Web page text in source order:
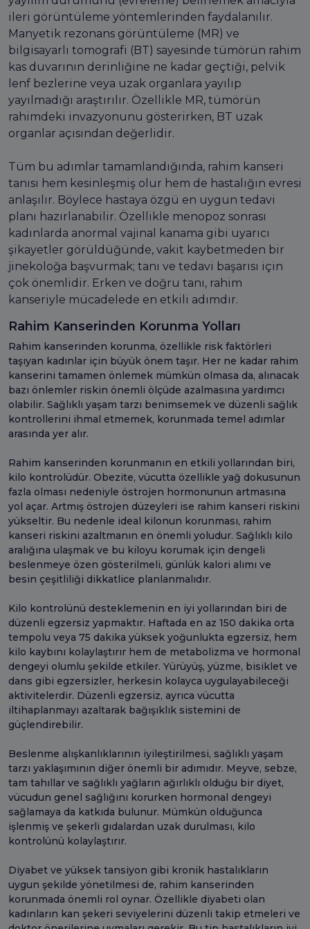
ileri görüntüleme yöntemlerinden faydalanılır.
Manyetik rezonans görüntüleme (MR) ve
bilgisayarlı tomografi (BT) sayesinde tümörün rahim
kas duvarının derinliğine ne kadar geçtiği, pelvik
lenf bezlerine veya uzak organlara yayılıp
yayılmadığı araştırılır. Özellikle MR, tümörün
rahimdeki invazyonunu gösterirken, BT uzak
organlar açısından değerlidir.
Tüm bu adımlar tamamlandığında, rahim kanseri
tanısı hem kesinleşmiş olur hem de hastalığın evresi
anlaşılır. Böylece hastaya özgü en uygun tedavi
planı hazırlanabilir. Özellikle menopoz sonrası
kadınlarda anormal vajinal kanama gibi uyarıcı
şikayetler görüldüğünde, vakit kaybetmeden bir
jinekoloğa başvurmak; tanı ve tedavi başarısı için
çok önemlidir. Erken ve doğru tanı, rahim
kanseriyle mücadelede en etkili adımdır.
Rahim Kanserinden Korunma Yolları
Rahim kanserinden korunma, özellikle risk faktörleri
taşıyan kadınlar için büyük önem taşır. Her ne kadar rahim
kanserini tamamen önlemek mümkün olmasa da, alınacak
bazı önlemler riskin önemli ölçüde azalmasına yardımcı
olabilir. Sağlıklı yaşam tarzı benimsemek ve düzenli sağlık
kontrollerini ihmal etmemek, korunmada temel adımlar
arasında yer alır.
Rahim kanserinden korunmanın en etkili yollarından biri,
kilo kontrolüdür. Obezite, vücutta özellikle yağ dokusunun
fazla olması nedeniyle östrojen hormonunun artmasına
yol açar. Artmış östrojen düzeyleri ise rahim kanseri riskini
yükseltir. Bu nedenle ideal kilonun korunması, rahim
kanseri riskini azaltmanın en önemli yoludur. Sağlıklı kilo
aralığına ulaşmak ve bu kiloyu korumak için dengeli
beslenmeye özen gösterilmeli, günlük kalori alımı ve
besin çeşitliliği dikkatlice planlanmalıdır.
Kilo kontrolünü desteklemenin en iyi yollarından biri de
düzenli egzersiz yapmaktır. Haftada en az 150 dakika orta
tempolu veya 75 dakika yüksek yoğunlukta egzersiz, hem
kilo kaybını kolaylaştırır hem de metabolizma ve hormonal
dengeyi olumlu şekilde etkiler. Yürüyüş, yüzme, bisiklet ve
dans gibi egzersizler, herkesin kolayca uygulayabileceği
aktivitelerdir. Düzenli egzersiz, ayrıca vücutta
iltihaplanmayı azaltarak bağışıklık sistemini de
güçlendirebilir.
Beslenme alışkanlıklarının iyileştirilmesi, sağlıklı yaşam
tarzı yaklaşımının diğer önemli bir adımıdır. Meyve, sebze,
tam tahıllar ve sağlıklı yağların ağırlıklı olduğu bir diyet,
vücudun genel sağlığını korurken hormonal dengeyi
sağlamaya da katkıda bulunur. Mümkün olduğunca
işlenmiş ve şekerli gıdalardan uzak durulması, kilo
kontrolünü kolaylaştırır.
Diyabet ve yüksek tansiyon gibi kronik hastalıkların
uygun şekilde yönetilmesi de, rahim kanserinden
korunmada önemli rol oynar. Özellikle diyabeti olan
kadınların kan şekeri seviyelerini düzenli takip etmeleri ve